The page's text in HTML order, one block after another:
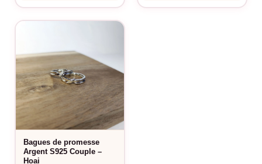
touche de sophistication et de mystère à votre tenue. Leur
design intemporel en fait également un excellent choix pour
C’est également le cadeau parfait pour les
une relation à distance. À chaque réunion, les aimants se
rejoignent pour symboliser la force de l’union, faisant de ce
bracelet un rappel constant que la distance n’est qu’un chiffre
quand l’amour est vrai. Offrez ce bracelet pour célébrer les
étapes importantes de votre relation ou simplement pour
montrer à quel point votre partenaire est spécial à vos yeux.
En somme, les Bracelets Couple Magnétiques Coeur sont plus
Bagues de promesse
Argent S925 Couple –
Hoai